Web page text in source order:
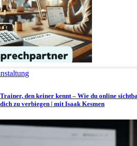
Trainer, den keiner kennt – Wie du online
zu verbiegen | mit Isaak Kesmen